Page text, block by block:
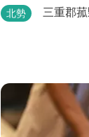
舗・笠原将弘の
泉は、地下
北勢 三重郡